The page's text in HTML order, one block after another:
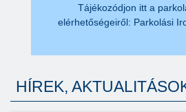
Tájékozódjon itt a
elérhetőségeiről: Parkolási
HÍREK,